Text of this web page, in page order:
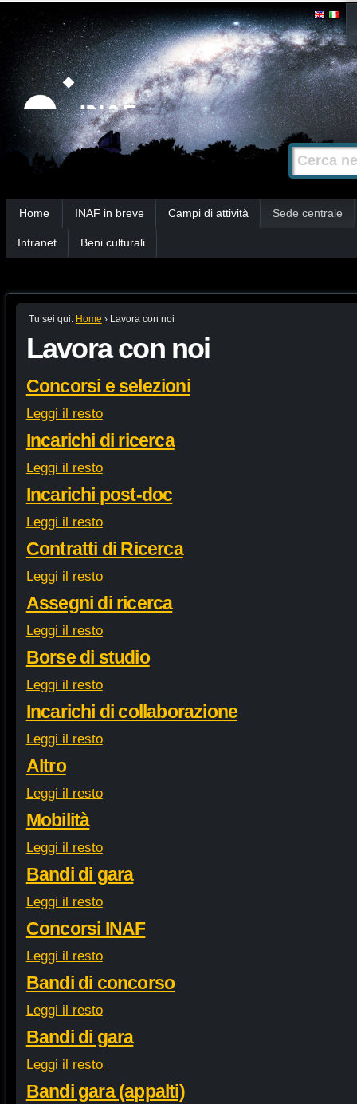
Strumenti
personali
Salta
contenuti.
|
Salta
alla
navigazione
Cerca nel
Ricerca
avanzata…
Home INAF in breve Campi di attività Sede centrale
Intranet Beni culturali
Tu sei qui: Home › Lavora con noi
Lavora con noi
Concorsi e selezioni
Leggi il resto
Incarichi di ricerca
Leggi il resto
Incarichi post-doc
Leggi il resto
Contratti di Ricerca
Leggi il resto
Assegni di ricerca
Leggi il resto
Borse di studio
Leggi il resto
Incarichi di collaborazione
Leggi il resto
Altro
Leggi il resto
Mobilità
Leggi il resto
Bandi di gara
Leggi il resto
Concorsi INAF
Leggi il resto
Bandi di concorso
Leggi il resto
Bandi di gara
Leggi il resto
Bandi gara (appalti)